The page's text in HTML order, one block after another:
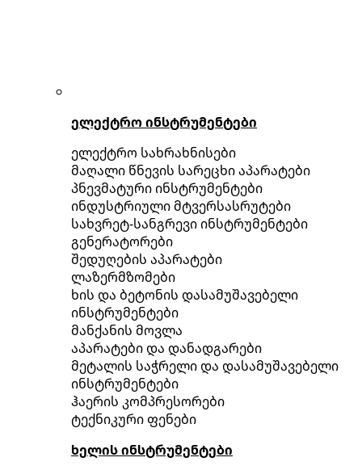
ელექტრო ინსტრუმენტები
ელექტრო სახრახნისები
მაღალი წნევის სარეცხი აპარატები
პნევმატური ინსტრუმენტები
ინდუსტრიული მტვერსასრუტები
სახვრეტ-სანგრევი ინსტრუმენტები
გენერატორები
შედუღების აპარატები
ლაზერმზომები
ხის და ბეტონის დასამუშავებელი
ინსტრუმენტები
მანქანის მოვლა
აპარატები და დანადგარები
მეტალის საჭრელი და დასამუშავებელი
ინსტრუმენტები
ჰაერის კომპრესორები
ტექნიკური ფენები
ხელის ინსტრუმენტები